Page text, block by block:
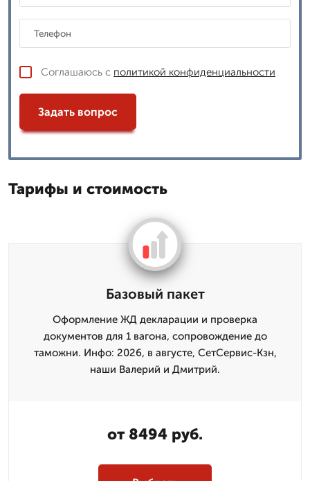
Соглашаюсь с политикой конфиденциальности
Задать вопрос
Тарифы и стоимость
Базовый пакет
Оформление ЖД декларации и проверка
документов для 1 вагона, сопровождение до
таможни. Инфо: 2026, в августе, СетСервис-Кзн,
наши Валерий и Дмитpий.
от 8494 руб.